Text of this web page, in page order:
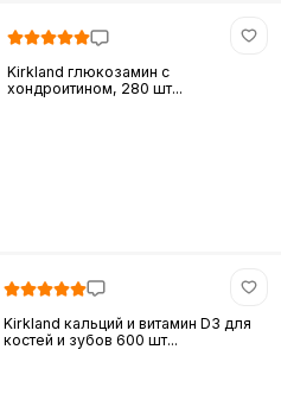
Kirkland глюкозамин c
хондроитином, 280 шт...
Kirkland кальций и витамин D3 для
костей и зубов 600 шт...